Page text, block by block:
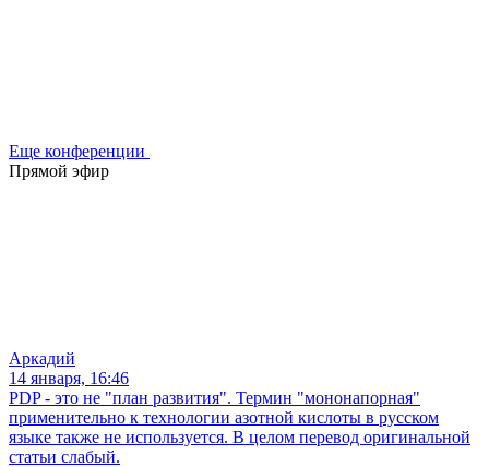
Еще конференции
Прямой эфир
Аркадий
14 января, 16:46
PDP - это не "план развития". Термин "мононапорная"
применительно к технологии азотной кислоты в русском
языке также не используется. В целом перевод оригинальной
статьи слабый.